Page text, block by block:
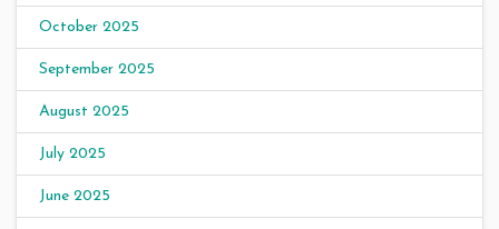
October 2025
September 2025
August 2025
July 2025
June 2025